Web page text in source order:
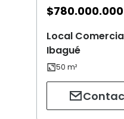
$780.000.000
Local
Ibagué